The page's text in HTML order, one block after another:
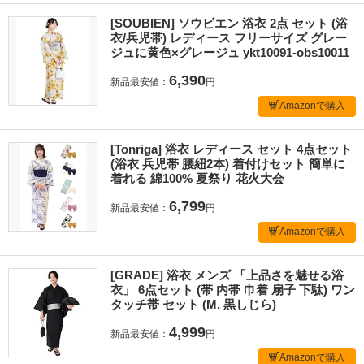
[SOUBIEN] ソウビエン 浴衣 2点 セット (浴
衣/兵児帯) レディース フリーサイズ グレー
ジュに黄色×グレージュ ykt10091-obs10011
新品最安値： 6,390円
Amazonで購入
[Tonriga] 浴衣 レディース セット 4点セット
(浴衣 兵児帯 腰紐2本) 着付けセット 簡単に
着れる 綿100% 夏祭り 花火大会
新品最安値： 6,799円
Amazonで購入
[GRADE] 浴衣 メンズ 「上品さを魅せる浴
衣」 6点セット (帯 内帯 巾着 扇子 下駄) ワン
タッチ帯 セット (M, 黒しじら)
新品最安値： 4,999円
Amazonで購入